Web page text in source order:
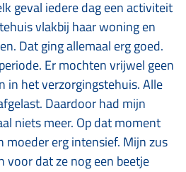
geval iedere dag een activiteit
vlakbij haar woning en
Dat ging allemaal erg goed.
Er mochten vrijwel geen
in het verzorgingstehuis. Alle
Daardoor had mijn
niets meer. Op dat moment
erg intensief. Mijn zus
voor dat ze nog een beetje